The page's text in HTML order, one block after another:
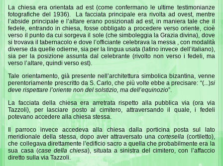
La chiesa era orientata ad est (come confermano le ultime testimonianze
fotografiche del 1936). La facciata principale era rivolta ad ovest, mentre
l’abside principale e l’altare erano posizionati ad est, in maniera tale che il
fedele, entrando in chiesa, fosse obbligato a procedere verso oriente, cioè
verso il punto da cui sorgeva il sole (che simboleggia la Grazia divina), dove
si trovava il tabernacolo e dove l’officiante celebrava la messa , con modalità
diverse da quelle odierne, sia per la lingua usata (latino invece dell’italiano),
sia per la posizione assunta dal celebrante (rivolto non verso i fedeli, ma
verso l’altare, quindi verso est).
Tale orientamento, già presente nell’architettura simbolica bizantina, venne
perentoriamente prescritto da S. Carlo, che più volte ebbe a precisare: “(...)si
deve rispettare l’oriente non del solstizio, madell’equinozio”.
La facciata della chiesa era arretrata rispetto alla pubblica via (ora via
Tazzoli), per lasciare posto al cimitero, attraversando il quale, i fedeli
potevano accedere alla chiesa stessa.
Il parroco invece accedeva alla chiesa dalla porticina posta sul lato
meridionale della stessa, dopo aver attraversato una cortesella(cortiletto),
che collegava direttamente l’edificio sacro a quella che probabilmente era la
sua casa (case della chiesa), situata a sinistra del cimitero, con l’affaccio
diretto sulla via Tazzoli.